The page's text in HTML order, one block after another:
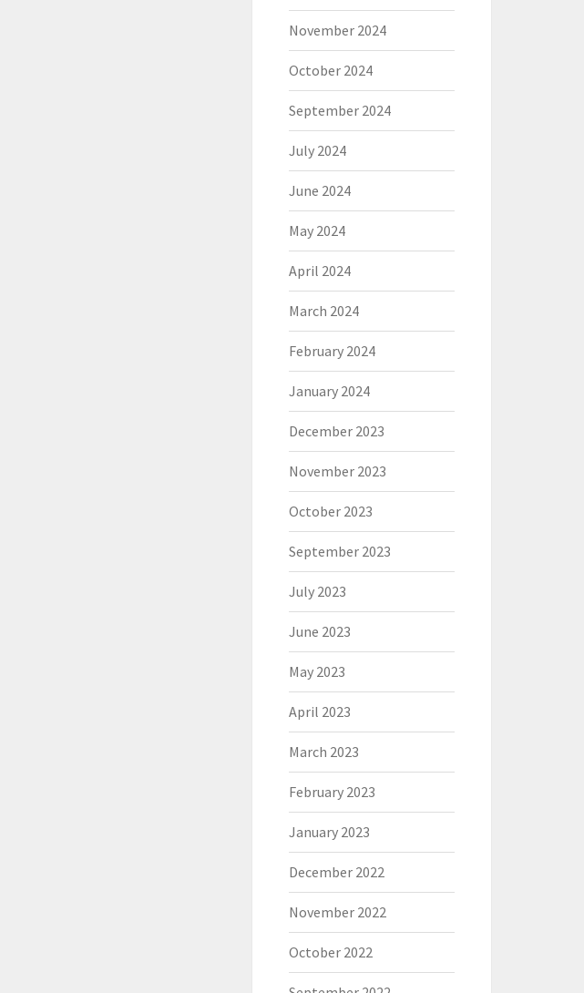
November 2024
October 2024
September 2024
July 2024
June 2024
May 2024
April 2024
March 2024
February 2024
January 2024
December 2023
November 2023
October 2023
September 2023
July 2023
June 2023
May 2023
April 2023
March 2023
February 2023
January 2023
December 2022
November 2022
October 2022